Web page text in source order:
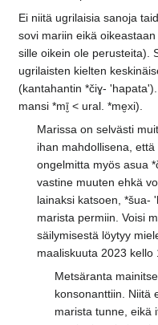
Ei niitä ugrilaisia sanoja
sovi mariin eikä
sille oikein ole perusteita).
ugrilaisten kielten
(kantahantin *čiɣ-
mansi *mī̮ < ural. *me̮xi).
Marissa on selvästi
ihan mahdollisena,
ongelmitta myös asua
vastine muuten ehkä
lainaksi katsoen, *šua-
marista permiin. Voisi
säilymisestä löytyy
maaliskuuta 2023 kello
Metsäranta
konsonanttiin. Niitä
marista tunne, eikä